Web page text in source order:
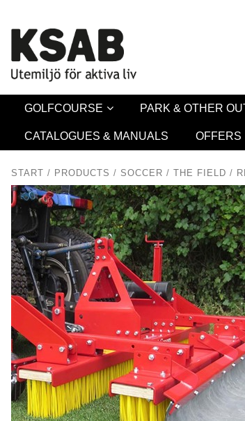
GOLFCOURSE PARK & OTHER
CATALOGUES & MANUALS OFFERS
START / PRODUCTS / SOCCER / THE FIELD /